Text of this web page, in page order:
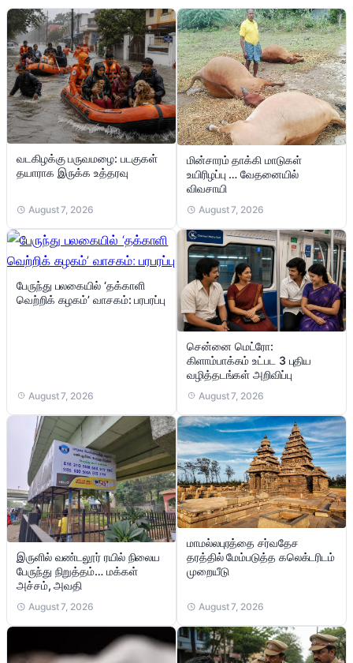
வடகிழக்கு பருவமழை: படகுகள்
தயாராக இருக்க உத்தரவு
August 7, 2026
மின்சாரம் தாக்கி மாடுகள்
உயிரிழப்பு … வேதனையில்
விவசாயி
August 7, 2026
பேருந்து பலகையில் ‘தக்காளி
வெற்றிக் கழகம்’ வாசகம்: பரபரப்பு
August 7, 2026
சென்னை மெட்ரோ:
கிளாம்பாக்கம் உட்பட 3 புதிய
வழித்தடங்கள் அறிவிப்பு
August 7, 2026
இருளில் வண்டலூர் ரயில் நிலைய
பேருந்து நிறுத்தம்… மக்கள்
அச்சம், அவதி
August 7, 2026
மாமல்லபுரத்தை சர்வதேச
தரத்தில் மேம்படுத்த கலெக்டரிடம்
முறையீடு
August 7, 2026